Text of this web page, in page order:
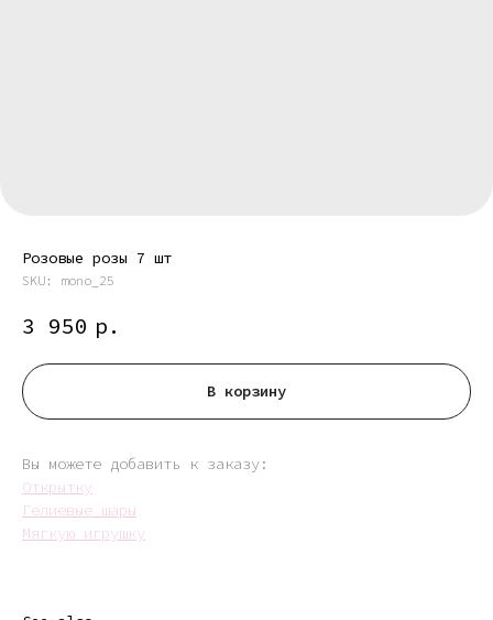
Розовые розы 7 шт
SKU: mono_25
3 950 р.
В корзину
Вы можете добавить к заказу:
Открытку
Гелиевые шары
Мягкую игрушку